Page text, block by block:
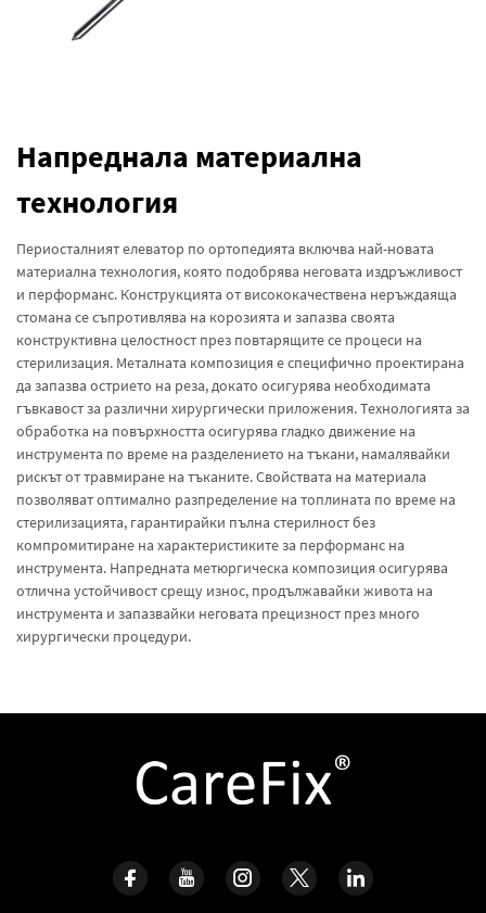
Напреднала материална
технология
Периосталният елеватор по ортопедията включва най-новата
материална технология, която подобрява неговата издръжливост
и перформанс. Конструкцията от висококачествена неръждаяща
стомана се съпротивлява на корозията и запазва своята
конструктивна целостност през повтарящите се процеси на
стерилизация. Металната композиция е специфично проектирана
да запазва острието на реза, докато осигурява необходимата
гъвкавост за различни хирургически приложения. Технологията за
обработка на повърхността осигурява гладко движение на
инструмента по време на разделението на тъкани, намалявайки
рискът от травмиране на тъканите. Свойствата на материала
позволяват оптимално разпределение на топлината по време на
стерилизацията, гарантирайки пълна стерилност без
компромитиране на характеристиките за перформанс на
инструмента. Напредната метюргическа композиция осигурява
отлична устойчивост срещу износ, продължавайки живота на
инструмента и запазвайки неговата прецизност през много
хирургически процедури.